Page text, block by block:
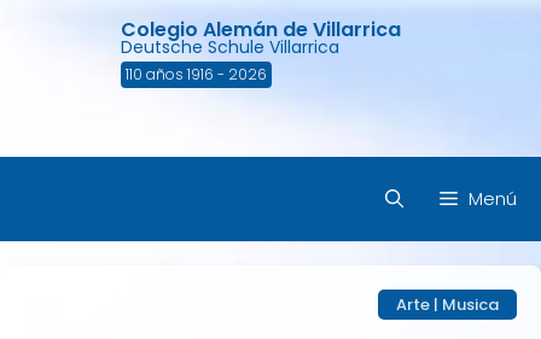
Colegio Alemán de Villarrica
Deutsche Schule Villarrica
110 años 1916 - 2026
Menú
Arte | Musica